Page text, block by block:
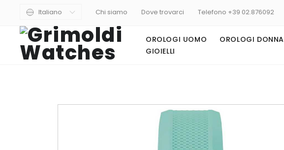
Italiano Chi siamo Dove trovarci Telefono +39 02.876092
OROLOGI UOMO OROLOGI DONNA
GIOIELLI